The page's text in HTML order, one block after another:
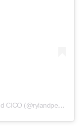
A post shared by Ryland Peters & Small and CICO (@rylandpetersandsmall)